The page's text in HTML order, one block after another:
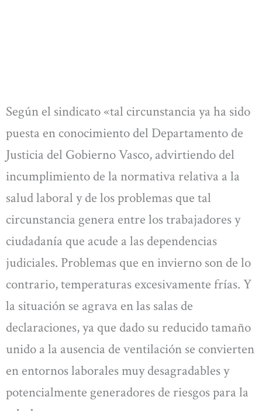
Según el sindicato «tal circunstancia ya ha sido
puesta en conocimiento del Departamento de
Justicia del Gobierno Vasco, advirtiendo del
incumplimiento de la normativa relativa a la
salud laboral y de los problemas que tal
circunstancia genera entre los trabajadores y
ciudadanía que acude a las dependencias
judiciales. Problemas que en invierno son de lo
contrario, temperaturas excesivamente frías. Y
la situación se agrava en las salas de
declaraciones, ya que dado su reducido tamaño
unido a la ausencia de ventilación se convierten
en entornos laborales muy desagradables y
potencialmente generadores de riesgos para la